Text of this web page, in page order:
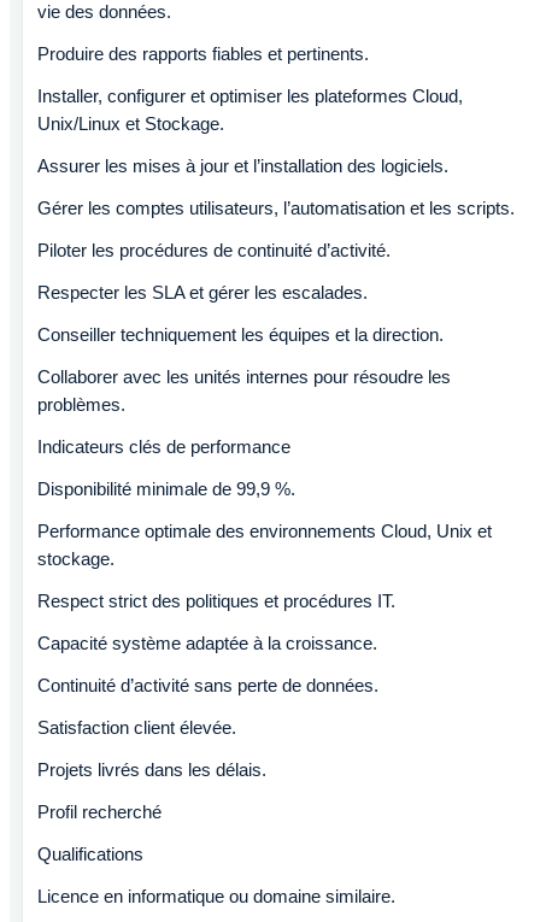
vie des données.
Produire des rapports fiables et pertinents.
Installer, configurer et optimiser les plateformes Cloud,
Unix/Linux et Stockage.
Assurer les mises à jour et l’installation des logiciels.
Gérer les comptes utilisateurs, l’automatisation et les scripts.
Piloter les procédures de continuité d’activité.
Respecter les SLA et gérer les escalades.
Conseiller techniquement les équipes et la direction.
Collaborer avec les unités internes pour résoudre les
problèmes.
Indicateurs clés de performance
Disponibilité minimale de 99,9 %.
Performance optimale des environnements Cloud, Unix et
stockage.
Respect strict des politiques et procédures IT.
Capacité système adaptée à la croissance.
Continuité d’activité sans perte de données.
Satisfaction client élevée.
Projets livrés dans les délais.
Profil recherché
Qualifications
Licence en informatique ou domaine similaire.